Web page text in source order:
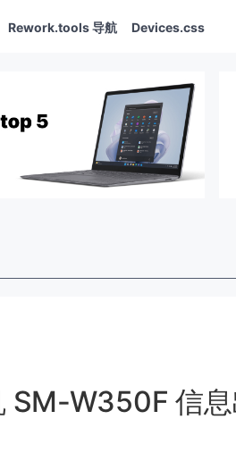
Rework.tools 导航 Devices.css
SM-W350F 信